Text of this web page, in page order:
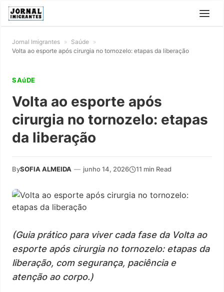
Jornal Imigrantes » Saúde »
Volta ao esporte após cirurgia no tornozelo: etapas da liberação
SAúDE
Volta ao esporte após
cirurgia no tornozelo: etapas
da liberação
BySOFIA ALMEIDA — junho 14, 2026 11 min Read
(Guia prático para viver cada fase da Volta ao
esporte após cirurgia no tornozelo: etapas da
liberação, com segurança, paciência e
atenção ao corpo.)